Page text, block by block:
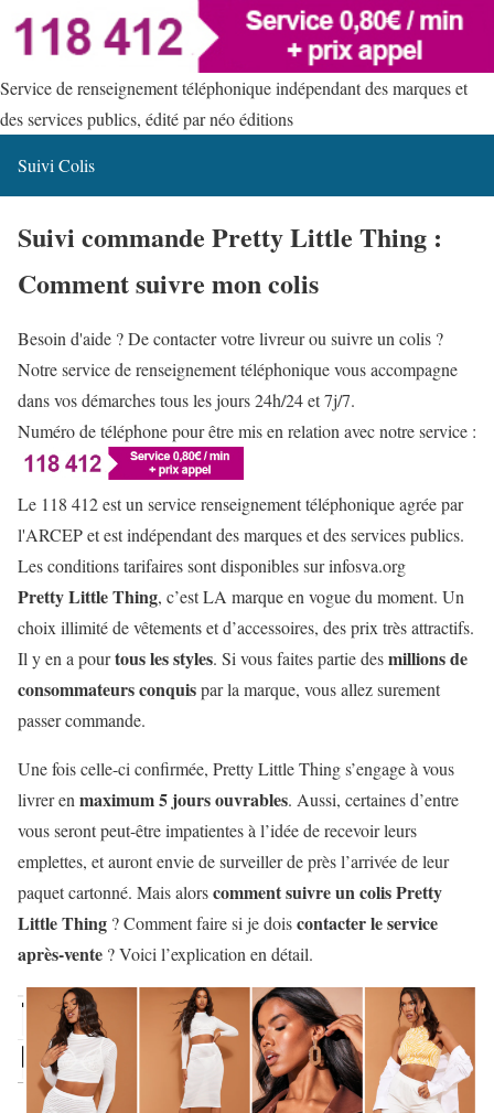
Service de renseignement téléphonique indépendant des marques et
des services publics, édité par néo éditions
Suivi Colis
Suivi commande Pretty Little Thing :
Comment suivre mon colis
Besoin d'aide ? De contacter votre livreur ou suivre un colis ?
Notre service de renseignement téléphonique vous accompagne
dans vos démarches tous les jours 24h/24 et 7j/7.
Numéro de téléphone pour être mis en relation avec notre service :
Le 118 412 est un service renseignement téléphonique agrée par
l'ARCEP et est indépendant des marques et des services publics.
Les conditions tarifaires sont disponibles sur infosva.org
Pretty Little Thing, c’est LA marque en vogue du moment. Un
choix illimité de vêtements et d’accessoires, des prix très attractifs.
Il y en a pourtous les styles. Si vous faites partie desmillions de
consommateurs conquispar la marque, vous allez surement
passer commande.
Une fois celle-ci confirmée, Pretty Little Thing s’engage à vous
livrer en maximum 5 jours ouvrables. Aussi, certaines d’entre
vous seront peut-être impatientes à l’idée de recevoir leurs
emplettes, et auront envie de surveiller de près l’arrivée de leur
paquet cartonné. Mais alorscomment suivre un colis Pretty
Little Thing ? Comment faire si je doiscontacter le service
après-vente ? Voici l’explication en détail.